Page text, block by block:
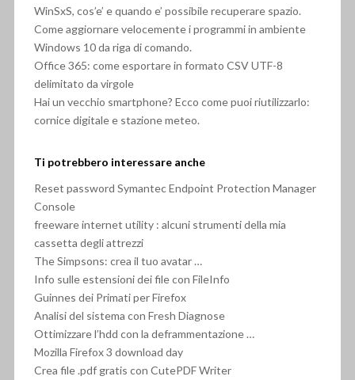
WinSxS, cos’e’ e quando e’ possibile recuperare spazio.
Come aggiornare velocemente i programmi in ambiente
Windows 10 da riga di comando.
Office 365: come esportare in formato CSV UTF-8
delimitato da virgole
Hai un vecchio smartphone? Ecco come puoi riutilizzarlo:
cornice digitale e stazione meteo.
Ti potrebbero interessare anche
Reset password Symantec Endpoint Protection Manager
Console
freeware internet utility : alcuni strumenti della mia
cassetta degli attrezzi
The Simpsons: crea il tuo avatar …
Info sulle estensioni dei file con FileInfo
Guinnes dei Primati per Firefox
Analisi del sistema con Fresh Diagnose
Ottimizzare l’hdd con la deframmentazione …
Mozilla Firefox 3 download day
Crea file .pdf gratis con CutePDF Writer